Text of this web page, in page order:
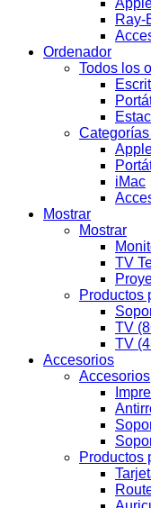
Ray-
Ordenador
Todos los
iMac
Mostrar
Mostrar
TV
Productos
TV
TV
Accesorios
Accesorios
Productos